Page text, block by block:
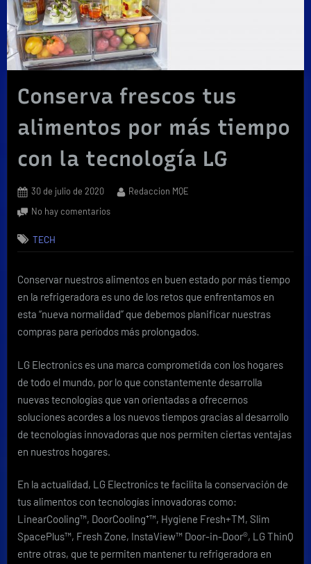
Conserva frescos tus
alimentos por más tiempo
con la tecnología LG
Posted
on
30 de julio de 2020 By
Redaccion MQE
No hay comentariosen
tus
por
más
tiempo
LG
TECH
Conservar nuestros alimentos en buen estado por más tiempo
en la refrigeradora es uno de los retos que enfrentamos en
esta “nueva normalidad” que debemos planificar nuestras
compras para períodos más prolongados.
LG Electronics es una marca comprometida con los hogares
de todo el mundo, por lo que constantemente desarrolla
nuevas tecnologías que van orientadas a ofrecernos
soluciones acordes a los nuevos tiempos gracias al desarrollo
de tecnologías innovadoras que nos permiten ciertas ventajas
en nuestros hogares.
En la actualidad, LG Electronics te facilita la conservación de
tus alimentos con tecnologías innovadoras como:
LinearCooling™, DoorCooling⁺™, Hygiene Fresh+TM‎, Slim
SpacePlus™, Fresh Zone, InstaView™ Door-in-Door®, LG ThinQ
entre otras, que te permiten mantener tu refrigeradora en